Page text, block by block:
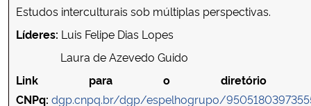
Estudos interculturais sob múltiplas perspectivas.
Líderes: Luis Felipe Dias Lopes
Laura de Azevedo Guido
Link para o diretório
CNPq: dgp.cnpq.br/dgp/espelhogrupo/